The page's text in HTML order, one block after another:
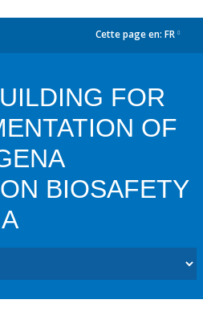
Cette page en: FR
FOR
OF
BIOSAFETY